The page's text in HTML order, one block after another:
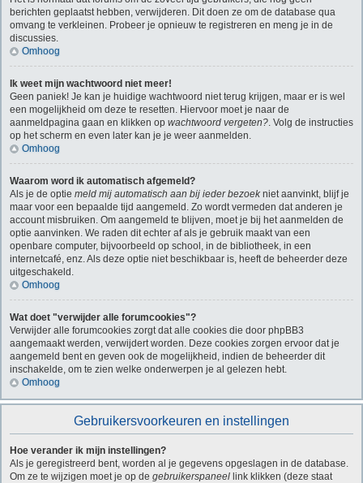
berichten geplaatst hebben, verwijderen. Dit doen ze om de database qua
omvang te verkleinen. Probeer je opnieuw te registreren en meng je in de
discussies.
Omhoog
Ik weet mijn wachtwoord niet meer!
Geen paniek! Je kan je huidige wachtwoord niet terug krijgen, maar er is wel
een mogelijkheid om deze te resetten. Hiervoor moet je naar de
aanmeldpagina gaan en klikken op wachtwoord vergeten?. Volg de instructies
op het scherm en even later kan je je weer aanmelden.
Omhoog
Waarom word ik automatisch afgemeld?
Als je de optie meld mij automatisch aan bij ieder bezoek niet aanvinkt, blijf je
maar voor een bepaalde tijd aangemeld. Zo wordt vermeden dat anderen je
account misbruiken. Om aangemeld te blijven, moet je bij het aanmelden de
optie aanvinken. We raden dit echter af als je gebruik maakt van een
openbare computer, bijvoorbeeld op school, in de bibliotheek, in een
internetcafé, enz. Als deze optie niet beschikbaar is, heeft de beheerder deze
uitgeschakeld.
Omhoog
Wat doet "verwijder alle forumcookies"?
Verwijder alle forumcookies zorgt dat alle cookies die door phpBB3
aangemaakt werden, verwijdert worden. Deze cookies zorgen ervoor dat je
aangemeld bent en geven ook de mogelijkheid, indien de beheerder dit
inschakelde, om te zien welke onderwerpen je al gelezen hebt.
Omhoog
Gebruikersvoorkeuren en instellingen
Hoe verander ik mijn instellingen?
Als je geregistreerd bent, worden al je gegevens opgeslagen in de database.
Om ze te wijzigen moet je op de gebruikerspaneel link klikken (deze staat